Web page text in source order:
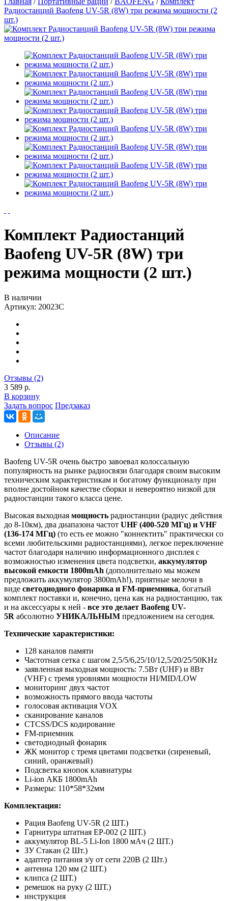
Радиостанций Baofeng UV-5R (8W) три режима мощности (2
шт.)
Комплект Радиостанций
Baofeng UV-5R (8W) три
режима мощности (2 шт.)
В наличии
Артикул: 20023С
Отзывы (2)
3 589 р.
В корзину
Задать вопрос Предзаказ
Описание
Отзывы (2)
Baofeng UV-5R очень быстро завоевал колоссальную
популярность на рынке радиосвязи благодаря своим высоким
техническим характеристикам и богатому функционалу при
вполне достойном качестве сборки и невероятно низкой для
радиостанции такого класса цене.
Высокая выходная мощность радиостанции (радиус действия
до 8-10км), два диапазона частот UHF (400-520 МГц) и VHF
(136-174 МГц) (то есть ее можно "коннектить" практически со
всеми любительскими радиостанциями), легкое переключение
частот благодаря наличию информационного дисплея с
возможностью изменения цвета подсветки, аккумулятор
высокой емкости 1800mAh (дополнительно мы можем
предложить аккумулятор 3800mAh!), приятные мелочи в
виде светодиодного фонарика и FM-приемника, богатый
комплект поставки и, конечно, цена как на радиостанцию, так
и на аксессуары к ней - все это делает Baofeng UV-
5R абсолютно УНИКАЛЬНЫМ предложением на сегодня.
Технические характеристики:
128 каналов памяти
Частотная сетка с шагом 2,5/5/6,25/10/12,5/20/25/50KHz
заявленная выходная мощность: 7.5Вт (UHF) и 8Вт
(VHF) с тремя уровнями мощности HI/MID/LOW
мониторинг двух частот
возможность прямого ввода частоты
голосовая активация VOX
сканирование каналов
CTCSS/DCS кодирование
FM-приемник
светодиодный фонарик
ЖК монитор с тремя цветами подсветки (сиреневый,
синий, оранжевый)
Подсветка кнопок клавиатуры
Li-ion АКБ 1800mAh
Размеры: 110*58*32мм
Комплектация:
Рация Baofeng UV-5R (2 ШТ.)
Гарнитура штатная EP-002 (2 ШТ.)
аккумулятор BL-5 Li-Ion 1800 мАч (2 ШТ.)
ЗУ Стакан (2 Шт.)
адаптер питания з/у от сети 220В (2 Шт.)
антенна 120 мм (2 ШТ.)
клипса (2 ШТ.)
ремешок на руку (2 ШТ.)
инструкция